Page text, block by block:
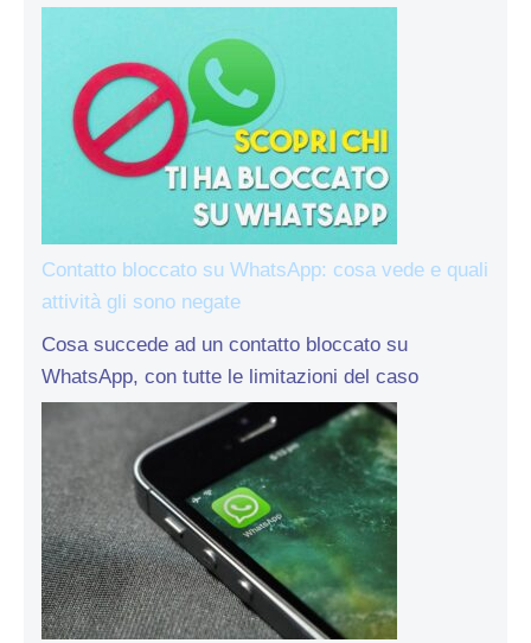
Contatto bloccato su WhatsApp: cosa vede e quali
attività gli sono negate
Cosa succede ad un contatto bloccato su
WhatsApp, con tutte le limitazioni del caso